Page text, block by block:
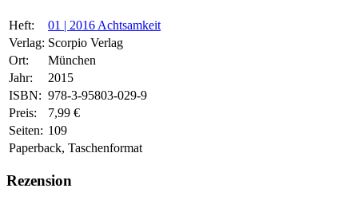
Heft:
01 | 2016 Achtsamkeit
Verlag: Scorpio Verlag
Ort:
München
Jahr:
2015
ISBN: 978-3-95803-029-9
Preis:
7,99 €
Seiten: 109
Paperback, Taschenformat
Rezension